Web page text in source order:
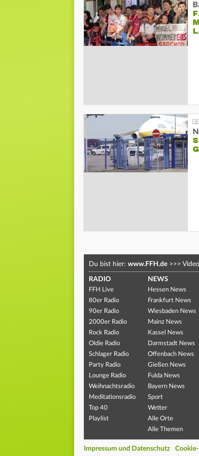
Du bist hier: www.FFH.de >>> Video
RADIO
FFH Live
80er Radio
90er Radio
2000er Radio
Rock Radio
Oldie Radio
Schlager Radio
Party Radio
Lounge Radio
Weihnachtsradio
Meditationsradio
Top 40
Playlist
NEWS
Hessen News
Frankfurt News
Wiesbaden News
Mainz News
Kassel News
Darmstadt News
Offenbach News
Gießen News
Fulda News
Bayern News
Sport
Wetter
Alle Orte
Alle Themen
Impressum und Datenschutz